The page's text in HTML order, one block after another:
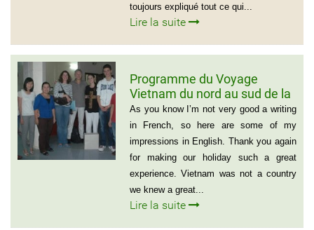
toujours expliqué tout ce qui...
Lire la suite
Programme du Voyage
Vietnam du nord au sud de la
famille de Vivien Schydlawsky
As you know I’m not very good a writing
in French, so here are some of my
impressions in English. Thank you again
for making our holiday such a great
experience. Vietnam was not a country
we knew a great...
Lire la suite